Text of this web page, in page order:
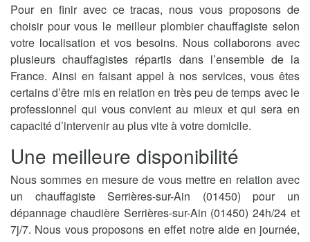
Pour en finir avec ce tracas, nous vous proposons de
choisir pour vous le meilleur plombier chauffagiste selon
votre localisation et vos besoins. Nous collaborons avec
plusieurs chauffagistes répartis dans l’ensemble de la
France. Ainsi en faisant appel à nos services, vous êtes
certains d’être mis en relation en très peu de temps avec le
professionnel qui vous convient au mieux et qui sera en
capacité d’intervenir au plus vite à votre domicile.
Une meilleure disponibilité
Nous sommes en mesure de vous mettre en relation avec
un chauffagiste Serrières-sur-Ain (01450) pour un
dépannage chaudière Serrières-sur-Ain (01450) 24h/24 et
7j/7. Nous vous proposons en effet notre aide en journée,